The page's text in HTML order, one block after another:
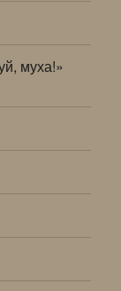
муха!»